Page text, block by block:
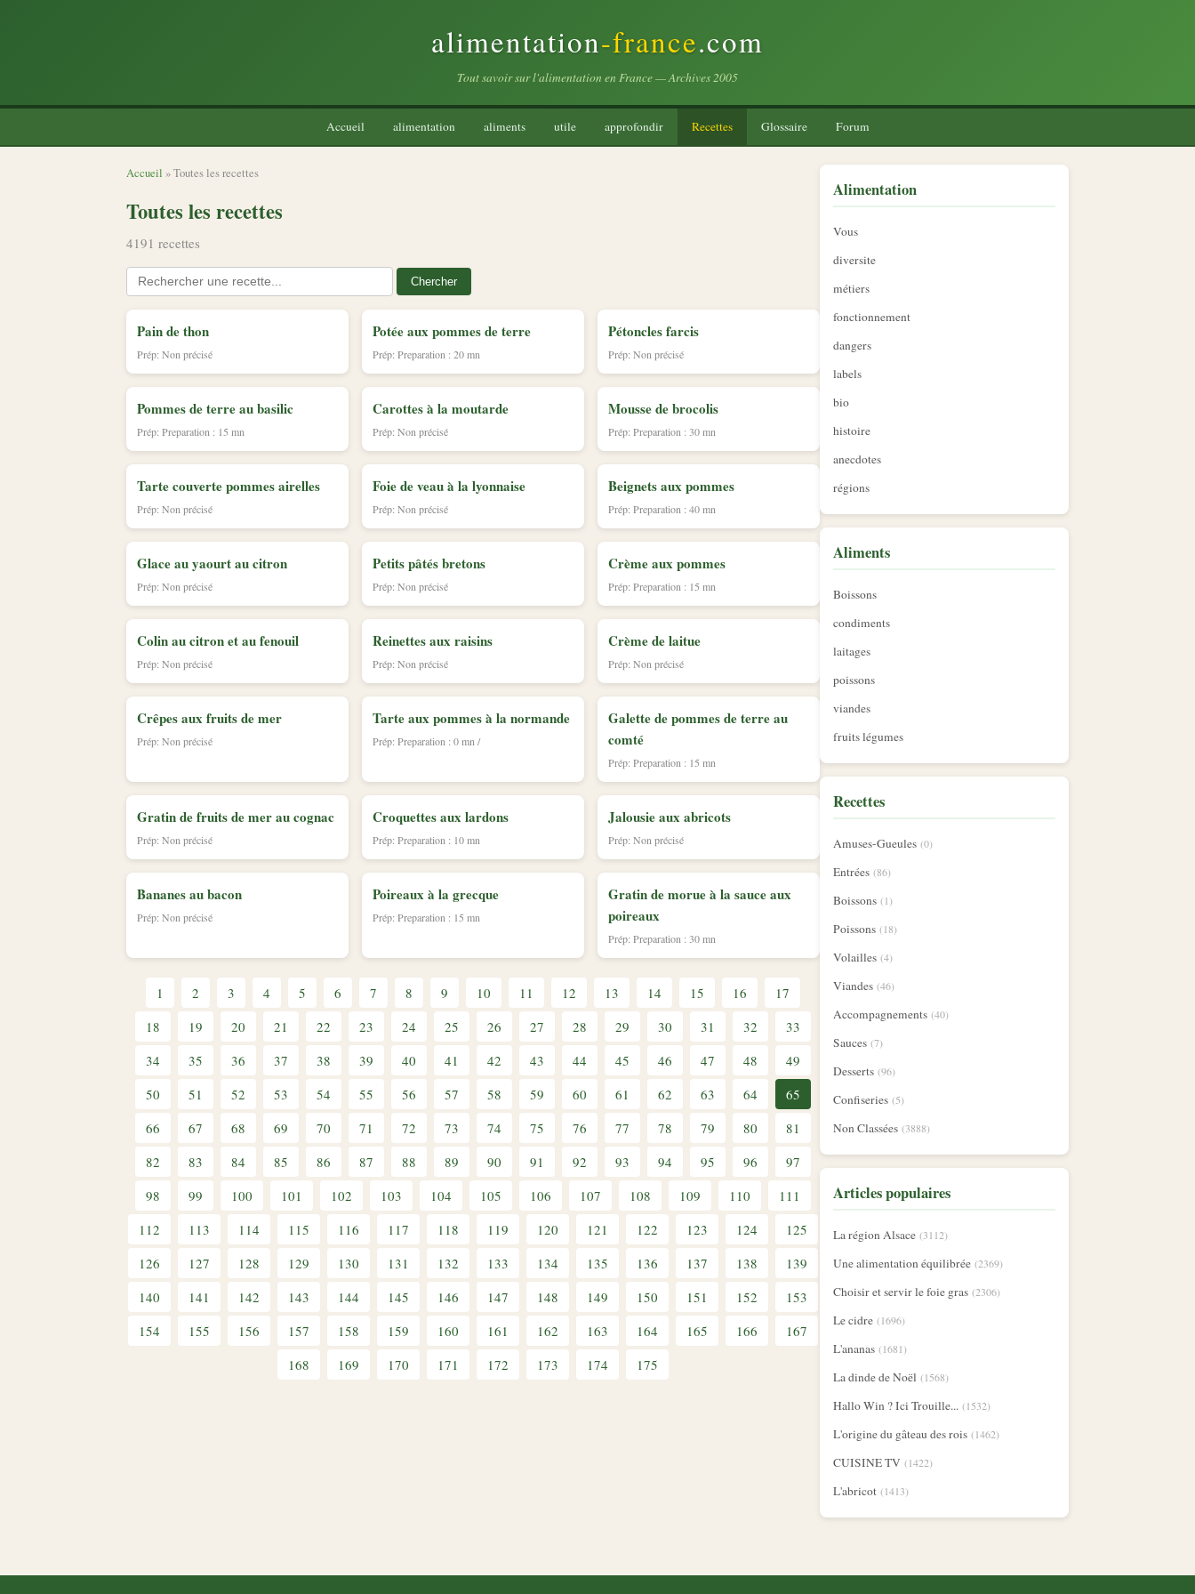
alimentation-france.com
Tout savoir sur l'alimentation en France — Archives 2005
Accueil alimentation aliments utile approfondir Recettes Glossaire Forum
Accueil » Toutes les recettes
Toutes les recettes
4191 recettes
Chercher
Pain de thon
Prép: Non précisé
Potée aux pommes de terre
Prép: Preparation : 20 mn
Pétoncles farcis
Prép: Non précisé
Pommes de terre au basilic
Prép: Preparation : 15 mn
Carottes à la moutarde
Prép: Non précisé
Mousse de brocolis
Prép: Preparation : 30 mn
Tarte couverte pommes airelles
Prép: Non précisé
Foie de veau à la lyonnaise
Prép: Non précisé
Beignets aux pommes
Prép: Preparation : 40 mn
Glace au yaourt au citron
Prép: Non précisé
Petits pâtés bretons
Prép: Non précisé
Crème aux pommes
Prép: Preparation : 15 mn
Colin au citron et au fenouil
Prép: Non précisé
Reinettes aux raisins
Prép: Non précisé
Crème de laitue
Prép: Non précisé
Crêpes aux fruits de mer
Prép: Non précisé
Tarte aux pommes à la normande
Prép: Preparation : 0 mn /
Galette de pommes de terre au
comté
Prép: Preparation : 15 mn
Gratin de fruits de mer au cognac
Prép: Non précisé
Croquettes aux lardons
Prép: Preparation : 10 mn
Jalousie aux abricots
Prép: Non précisé
Bananes au bacon
Prép: Non précisé
Poireaux à la grecque
Prép: Preparation : 15 mn
Gratin de morue à la sauce aux
poireaux
Prép: Preparation : 30 mn
1 2 3 4 5 6 7 8 9 10 11 12 13 14 15 16
17
18
19 20 21 22 23 24 25 26 27 28 29 30 31 32
33
34
35 36 37 38 39 40 41 42 43 44 45 46 47 48
49
50
51 52 53 54 55 56 57 58 59 60 61 62 63 64
65
66
67 68 69 70 71 72 73 74 75 76 77 78 79 80
81
82
83 84 85 86 87 88 89 90 91 92 93 94 95 96
97
98
99 100 101 102 103 104 105 106 107 108 109 110
111
112
113 114 115 116 117 118 119 120 121 122 123 124
125
126
127 128 129 130 131 132 133 134 135 136 137 138
139
140
141 142 143 144 145 146 147 148 149 150 151 152
153
154
155 156 157 158 159 160 161 162 163 164 165 166
167
168
169 170 171 172 173 174 175
Alimentation
Vous
diversite
métiers
fonctionnement
dangers
labels
bio
histoire
anecdotes
régions
Aliments
Boissons
condiments
laitages
poissons
viandes
fruits légumes
Recettes
Amuses-Gueules (0)
Entrées (86)
Boissons (1)
Poissons (18)
Volailles (4)
Viandes (46)
Accompagnements (40)
Sauces (7)
Desserts (96)
Confiseries (5)
Non Classées (3888)
Articles populaires
La région Alsace (3112)
Une alimentation équilibrée (2369)
Choisir et servir le foie gras (2306)
Le cidre (1696)
L'ananas (1681)
La dinde de Noël (1568)
Hallo Win ? Ici Trouille... (1532)
L'origine du gâteau des rois (1462)
CUISINE TV (1422)
L'abricot (1413)